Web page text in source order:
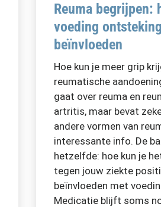
Reuma begrijpen:
voeding
beïnvloeden
Hoe kun je meer grip
reumatische
gaat over reuma en
artritis, maar bevat
andere vormen van
interessante info. De
hetzelfde: hoe kun je
tegen jouw ziekte
beïnvloeden met
Medicatie blijft soms